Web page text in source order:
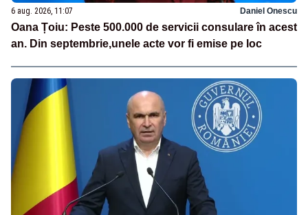
6 aug. 2026, 11:07 Daniel Onescu
Oana Țoiu: Peste 500.000 de servicii consulare în acest
an. Din septembrie,unele acte vor fi emise pe loc